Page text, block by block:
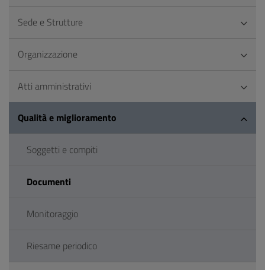
Sede e Strutture
Organizzazione
Atti amministrativi
Qualità e miglioramento
Soggetti e compiti
Documenti
Monitoraggio
Riesame periodico